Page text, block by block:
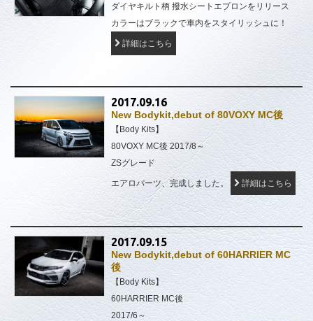
ダイヤキルト柄 撥水シートエプロンをリリース
カラーはブラックで車内をスタイリッシュに！
詳細はこちら
2017.09.16
New Bodykit,debut of 80VOXY MC後
【Body Kits】
80VOXY MC後 2017/8～
ZSグレード
エアロパーツ、完成しました。 詳細はこちら
2017.09.15
New Bodykit,debut of 60HARRIER MC
後
【Body Kits】
60HARRIER MC後
2017/6～